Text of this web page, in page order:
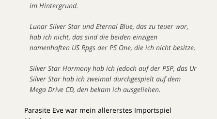
im Hintergrund.
Lunar Silver Star und Eternal Blue, das zu teuer war,
hab ich nicht, das sind die beiden einzigen
namenhaften US Rpgs der PS One, die ich nicht besitze.
Silver Star Harmony hab ich jedoch auf der PSP, das Ur
Silver Star hab ich zweimal durchgespielt auf dem
Mega Drive CD, den bekam ich ausgeliehen.
Parasite Eve war mein allererstes Importspiel